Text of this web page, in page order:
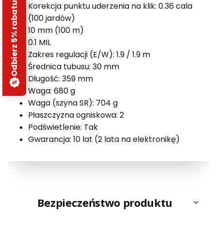
Korekcja punktu uderzenia na klik: 0.36 cala
(100 jardów)
10 mm (100 m)
0.1 MIL
Zakres regulacji (E/W): 1.9 / 1.9 m
Średnica tubusu: 30 mm
Długość: 359 mm
Waga: 680 g
Waga (szyna SR): 704 g
Płaszczyzna ogniskowa: 2
Podświetlenie: Tak
Gwarancja: 10 lat (2 lata na elektronikę)
Bezpieczeństwo produktu
Odbierz 5% rabatu